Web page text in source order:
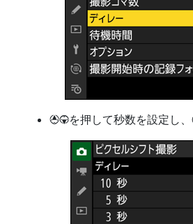
13を押して秒数を設定し、